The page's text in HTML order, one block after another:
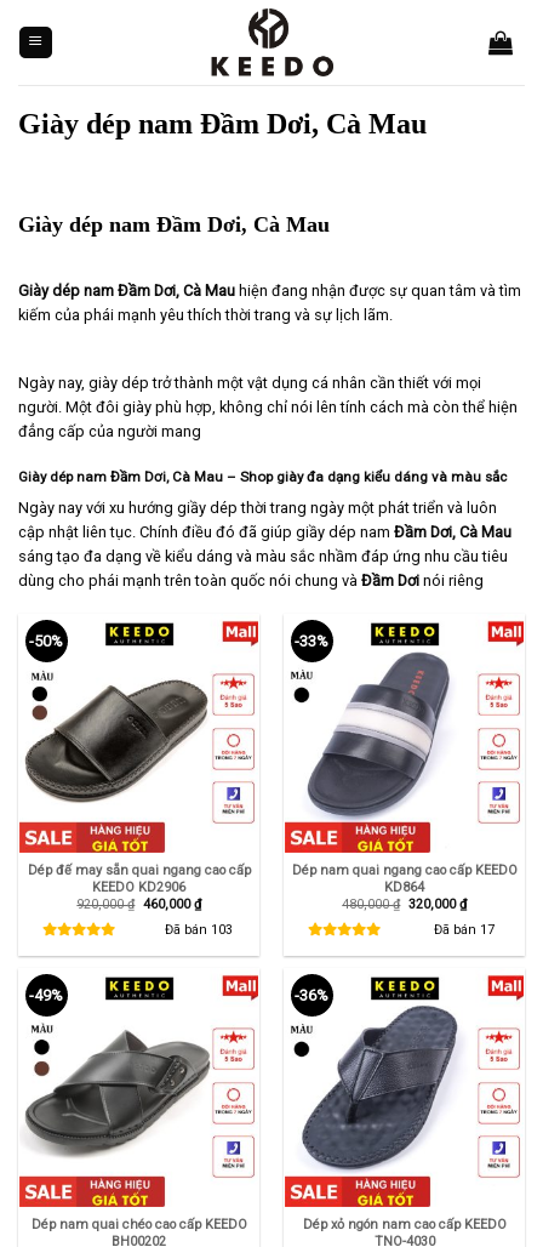
content
Giày dép nam Đầm Dơi, Cà Mau
Giày dép nam Đầm Dơi, Cà Mau
Giày dép nam Đầm Dơi, Cà Mau hiện đang nhận được sự quan tâm và tìm
kiếm của phái mạnh yêu thích thời trang và sự lịch lãm.
Ngày nay, giày dép trở thành một vật dụng cá nhân cần thiết với mọi
người. Một đôi giày phù hợp, không chỉ nói lên tính cách mà còn thể hiện
đẳng cấp của người mang
Giày dép nam Đầm Dơi, Cà Mau – Shop giày đa dạng kiểu dáng và màu sắc
Ngày nay với xu hướng giầy dép thời trang ngày một phát triển và luôn
cập nhật liên tục. Chính điều đó đã giúp giầy dép nam Đầm Dơi, Cà Mau
sáng tạo đa dạng về kiểu dáng và màu sắc nhầm đáp ứng nhu cầu tiêu
dùng cho phái mạnh trên toàn quốc nói chung và Đầm Dơi nói riêng
-50%
Dép đế may sẵn quai ngang cao cấp
KEEDO KD2906
920,000₫ Giá
460,000₫Giá
hiện
tại
Đã bán 103
-33%
Dép nam quai ngang cao cấp KEEDO
KD864
480,000₫ Giá
320,000₫Giá
hiện
tại
Đã bán 17
-49%
Dép nam quai chéo cao cấp KEEDO
BH00202
-36%
Dép xỏ ngón nam cao cấp KEEDO
TNO-4030